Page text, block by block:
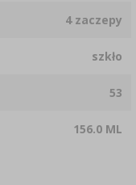
4 zaczepy
szkło
53
156.0 ML